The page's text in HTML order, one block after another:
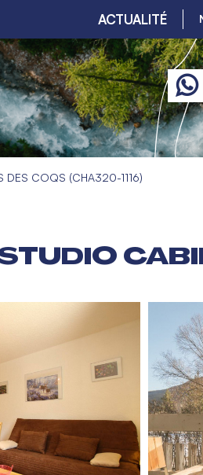
ACTUALITÉ
DES COQS (CHA320-1116)